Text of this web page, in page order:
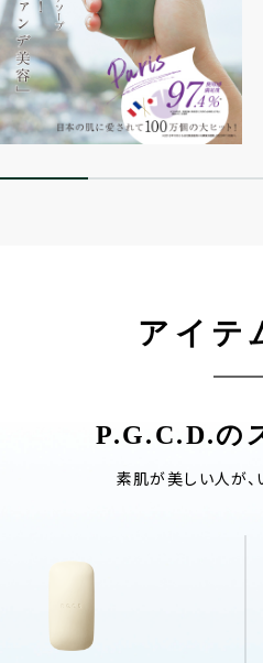
アイテ
P.G.C.D.の
素肌が美しい人が、